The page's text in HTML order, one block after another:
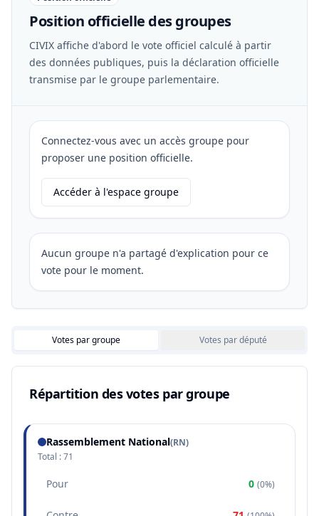
Position officielle des groupes
CIVIX affiche d'abord le vote officiel calculé à partir
des données publiques, puis la déclaration officielle
transmise par le groupe parlementaire.
Connectez-vous avec un accès groupe pour
proposer une position officielle.
Accéder à l'espace groupe
Aucun groupe n'a partagé d'explication pour ce
vote pour le moment.
Votes par groupe Votes par député
Répartition des votes par groupe
Rassemblement National(RN)
Total :71
Pour 0 (0%)